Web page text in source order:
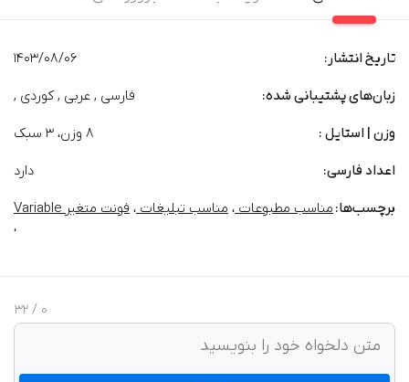
تاریخ انتشار: 1403/08/06
زبان‌های پشتیبانی شده: فارسی , عربی , کوردی ,
وزن | استایل : 8 وزن، 3 سبک
اعداد فارسی: دارد
برچسب‌‌ها: مناسب مطبوعات ، مناسب تبلیغات ، فونت متغیر Variable
،
0
/ 32